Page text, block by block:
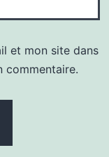
et mon site dans
commentaire.